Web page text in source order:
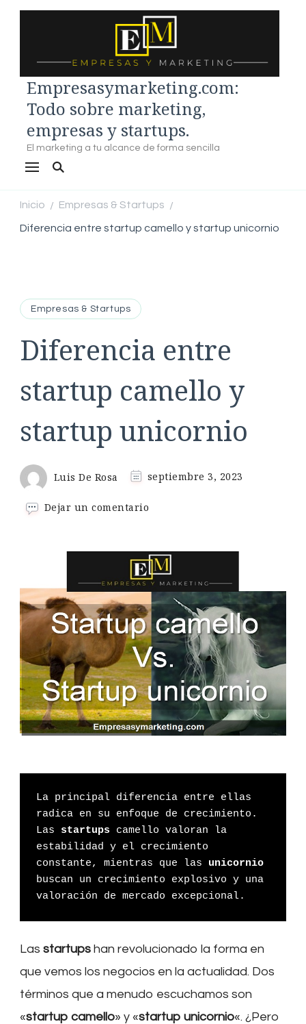
Empresasymarketing.com:
Todo sobre marketing,
empresas y startups.
El marketing a tu alcance de forma sencilla
Inicio / Empresas & Startups /
Diferencia entre startup camello y startup unicornio
Empresas & Startups
Diferencia entre
startup camello y
startup unicornio
Luis De Rosa septiembre 3, 2023
Dejar un comentario
startup
camello
y
startup
unicornio
La principal diferencia entre ellas
radica en su enfoque de crecimiento.
Las startups camello valoran la
estabilidad y el crecimiento
constante, mientras que las unicornio
buscan un crecimiento explosivo y una
valoración de mercado excepcional.
Las startups han revolucionado la forma en
que vemos los negocios en la actualidad. Dos
términos que a menudo escuchamos son
«startup camello» y «startup unicornio«. ¿Pero